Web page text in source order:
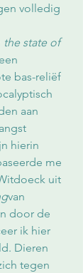
volledig
the state of
bas-reliëf
aan
hierin
me
uit
van
door de
ik hier
Dieren
tegen